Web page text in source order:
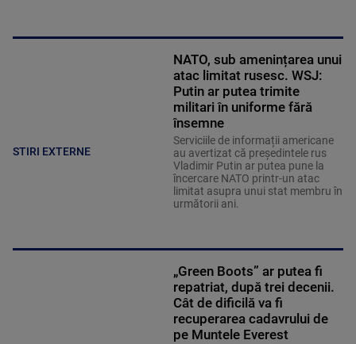
STIRI EXTERNE
NATO, sub amenințarea unui
atac limitat rusesc. WSJ:
Putin ar putea trimite
militari în uniforme fără
însemne
Serviciile de informații americane
au avertizat că președintele rus
Vladimir Putin ar putea pune la
încercare NATO printr-un atac
limitat asupra unui stat membru în
următorii ani.
„Green Boots” ar putea fi
repatriat, după trei decenii.
Cât de dificilă va fi
recuperarea cadavrului de
pe Muntele Everest